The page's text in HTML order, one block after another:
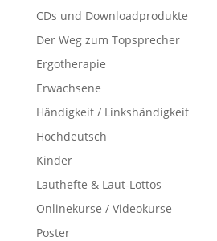
CDs und Downloadprodukte
Der Weg zum Topsprecher
Ergotherapie
Erwachsene
Händigkeit / Linkshändigkeit
Hochdeutsch
Kinder
Lauthefte & Laut-Lottos
Onlinekurse / Videokurse
Poster